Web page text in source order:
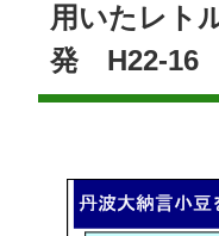
用いたレト
発 H22-16